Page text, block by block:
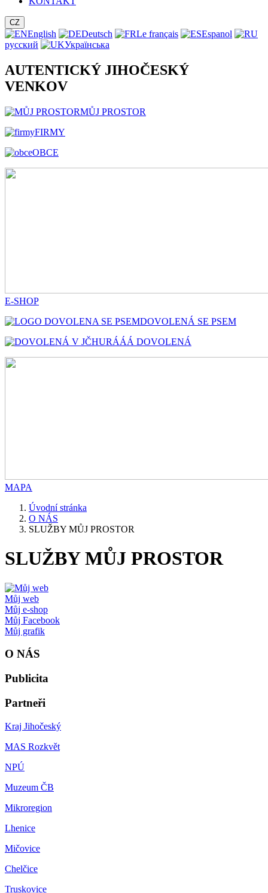
CZ
English Deutsch Le français
Espanol
русский
Українська
AUTENTICKÝ JIHOČESKÝ
VENKOV
MŮJ PROSTOR
FIRMY
OBCE
E-SHOP
DOVOLENÁ SE PSEM
HURÁÁÁ DOVOLENÁ
MAPA
Úvodní stránka
O NÁS
SLUŽBY MŮJ PROSTOR
SLUŽBY MŮJ PROSTOR
Můj web
Můj e-shop
Můj Facebook
Můj grafik
O NÁS
Publicita
Partneři
Kraj Jihočeský
MAS Rozkvět
NPÚ
Muzeum ČB
Mikroregion
Lhenice
Mičovice
Chelčice
Truskovice